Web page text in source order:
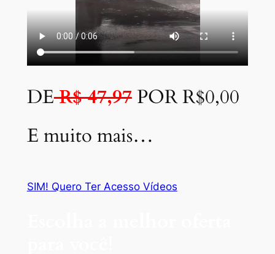
DER$ 47,97POR R$0,00
E muito mais…
SIM! Quero Ter Acesso Vídeos